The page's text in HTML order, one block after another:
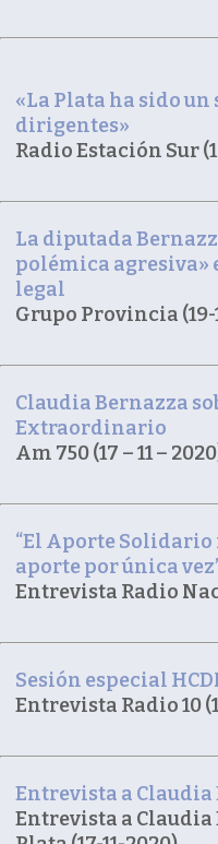
«La Plata ha sido
dirigentes»
Radio Estación Sur
La diputada
polémica agresiva»
legal
Grupo Provincia (19-
Claudia Bernazza
Extraordinario
Am 750 (17 – 11 –
“El Aporte Solidario
aporte por única
Entrevista Radio
Sesión especial
Entrevista Radio 10
Entrevista a Claudia
Entrevista a Claudia